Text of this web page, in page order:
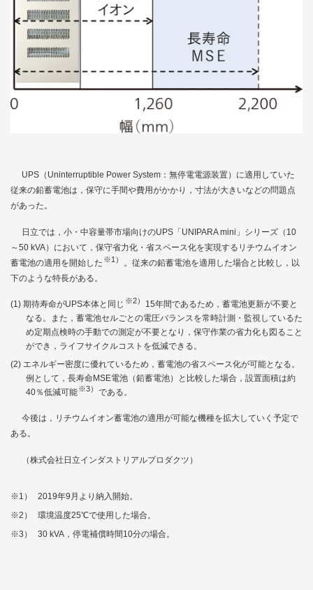
UPS（Uninterruptible Power System：無停電電源装置）に適用していた
従来の鉛蓄電池は，保守に手間や費用がかかり，寸法が大きいなどの問題点
があった。
日立では，小・中容量帯市場向けのUPS「UNIPARA mini」シリーズ（10
～50 kVA）において，保守省力化・省スペース化を実現するリチウムイオン
蓄電池の適用を開始した ※1）
。従来の鉛蓄電池を適用した場合と比較し，以
下のような特長がある。
期待寿命がUPS本体と同じ ※2）
15年間であるため，蓄電池更新が不要と
なる。また，蓄電池セルごとの電圧バランスを常時計測・監視しているた
め定期点検時の手動での測定が不要となり，保守作業の省力化も図ること
ができ，ライフサイクルコストを低減できる。
エネルギー密度に優れているため，蓄電池の省スペース化が可能となる。
例として，長寿命MSE電池（鉛蓄電池）と比較した場合，設置面積は約
40％低減可能※3） である。
今後は，リチウムイオン蓄電池の適用が可能な機種を拡大していく予定で
ある。
（株式会社日立インダストリアルプロダクツ）
※1）
2019年9月より納入開始。
※2）
環境温度25℃で使用した場合。
※3）
30 kVA，停電補償時間10分の場合。